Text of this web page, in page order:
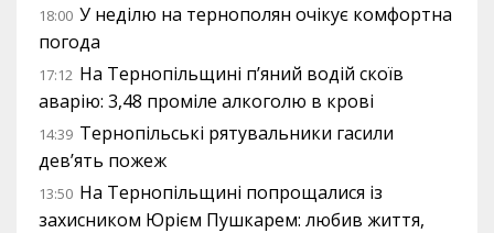
18:00 У неділю на тернополян очікує комфортна
погода
17:12 На Тернопільщині п’яний водій скоїв
аварію: 3,48 проміле алкоголю в крові
14:39 Тернопільські рятувальники гасили
дев’ять пожеж
13:50 На Тернопільщині попрощалися із
захисником Юрієм Пушкарем: любив життя,